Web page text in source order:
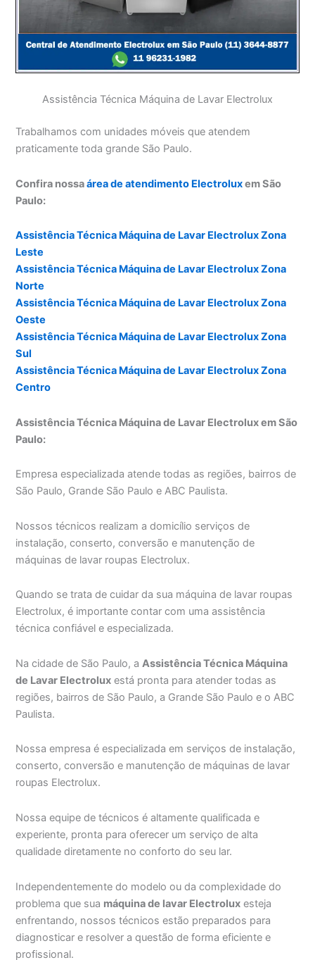
Assistência Técnica Máquina de Lavar Electrolux
Trabalhamos com unidades móveis que atendem
praticamente toda grande São Paulo.
Confira nossaárea de atendimento Electroluxem São
Paulo:
Assistência Técnica Máquina de Lavar Electrolux Zona
Leste
Assistência Técnica Máquina de Lavar Electrolux Zona
Norte
Assistência Técnica Máquina de Lavar Electrolux Zona
Oeste
Assistência Técnica Máquina de Lavar Electrolux Zona
Sul
Assistência Técnica Máquina de Lavar Electrolux Zona
Centro
Assistência Técnica Máquina de Lavar Electrolux em São
Paulo:
Empresa especializada atende todas as regiões, bairros de
São Paulo, Grande São Paulo e ABC Paulista.
Nossos técnicos realizam a domicílio serviços de
instalação, conserto, conversão e manutenção de
máquinas de lavar roupas Electrolux.
Quando se trata de cuidar da sua máquina de lavar roupas
Electrolux, é importante contar com uma assistência
técnica confiável e especializada.
Na cidade de São Paulo, aAssistência Técnica Máquina
de Lavar Electrolux está pronta para atender todas as
regiões, bairros de São Paulo, a Grande São Paulo e o ABC
Paulista.
Nossa empresa é especializada em serviços de instalação,
conserto, conversão e manutenção de máquinas de lavar
roupas Electrolux.
Nossa equipe de técnicos é altamente qualificada e
experiente, pronta para oferecer um serviço de alta
qualidade diretamente no conforto do seu lar.
Independentemente do modelo ou da complexidade do
problema que sua máquina de lavar Electrolux esteja
enfrentando, nossos técnicos estão preparados para
diagnosticar e resolver a questão de forma eficiente e
profissional.